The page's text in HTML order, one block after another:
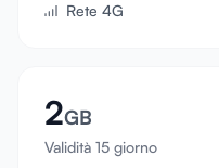
Centro assistenza
Supporto
Compatibilità dispositivi
Rete 4G
2GB
Validità 15 giorno